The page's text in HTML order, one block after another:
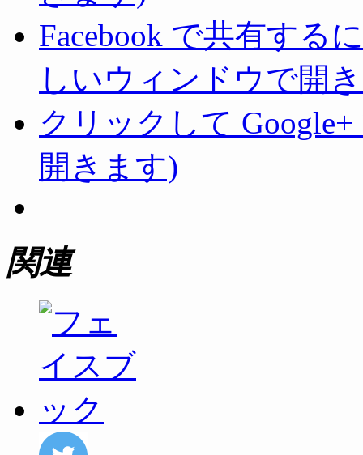
Facebook で共有する
しいウィンドウで開
クリックして
開きます)
関連